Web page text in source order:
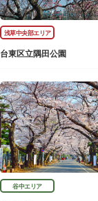
浅草中央部エリア
台東区立隅田公園
谷中エリア